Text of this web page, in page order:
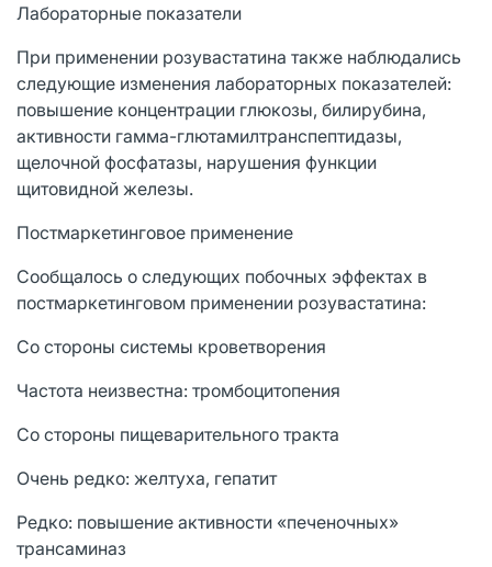
Лабораторные показатели
При применении розувастатина также наблюдались
следующие изменения лабораторных показателей:
повышение концентрации глюкозы, билирубина,
активности гамма-глютамилтранспептидазы,
щелочной фосфатазы, нарушения функции
щитовидной железы.
Постмаркетинговое применение
Сообщалось о следующих побочных эффектах в
постмаркетинговом применении розувастатина:
Со стороны системы кроветворения
Частота неизвестна: тромбоцитопения
Со стороны пищеварительного тракта
Очень редко: желтуха, гепатит
Редко: повышение активности «печеночных»
трансаминаз